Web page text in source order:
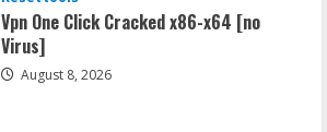
Resettools
GraphPad Prism Academic & Corporate
Cracked x86-x64 [no Virus]